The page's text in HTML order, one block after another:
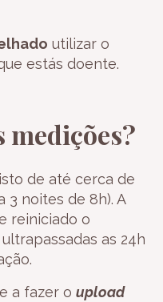
utilizar o
estás doente.
medições?
de até cerca de
3 noites de 8h). A
reiniciado o
as 24h
a fazer o upload